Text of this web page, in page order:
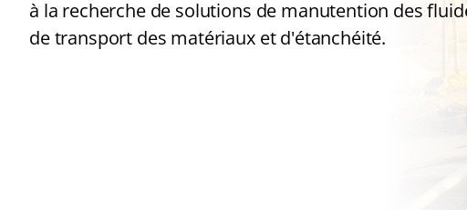
à la recherche de solutions de manutention des
de transport des matériaux et d'étanchéité.